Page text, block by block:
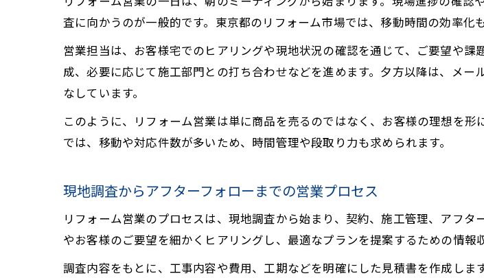
査に向かうのが一般的です。東京都のリフォーム市場では、移動時間の効率化
営業担当は、お客様宅でのヒアリングや現地状況の確認を通じて、ご要望や
成、必要に応じて施工部門との打ち合わせなどを進めます。夕方以降は、メ
なしています。
このように、リフォーム営業は単に商品を売るのではなく、お客様の理想を
では、移動や対応件数が多いため、時間管理や段取り力も求められます。
現地調査からアフターフォローまでの営業プロセス
リフォーム営業のプロセスは、現地調査から始まり、契約、施工管理、アフ
やお客様のご要望を細かくヒアリングし、最適なプランを提案するための情報
調査内容をもとに、工事内容や費用、工期などを明確にした見積書を作成し